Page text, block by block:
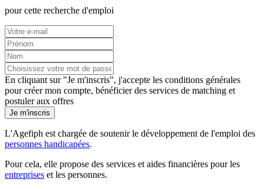
pour cette recherche d'emploi
En cliquant sur "Je m'inscris", j'accepte les conditions générales
pour créer mon compte, bénéficier des services de matching et
postuler aux offres
Je m'inscris
L'Agefiph est chargée de soutenir le développement de l'emploi des
personnes handicapées.
Pour cela, elle propose des services et aides financières pour les
entreprises et les personnes.